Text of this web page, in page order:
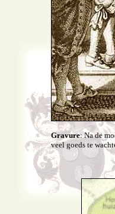
Gravure: Na de
veel goeds te